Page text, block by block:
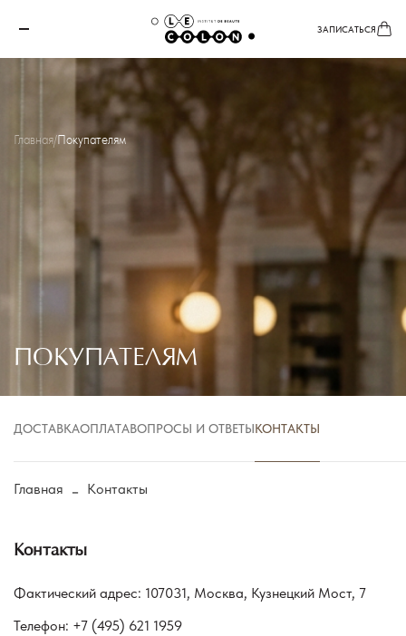
ЗАПИСАТЬСЯ
ПОКУПАТЕЛЯМ
Главная/Покупателям
ДОСТАВКАОПЛАТАВОПРОСЫ И ОТВЕТЫКОНТАКТЫ
Главная Контакты
Контакты
Фактический адрес: 107031, Москва, Кузнецкий Мост, 7
Телефон: +7 (495) 621 1959